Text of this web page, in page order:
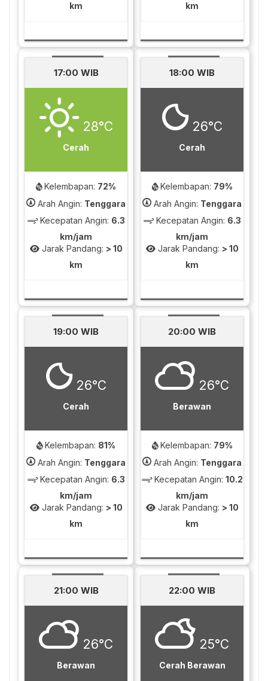
km km
17:00 WIB
28°C
Cerah
Kelembapan: 72%
Arah Angin: Tenggara
Kecepatan Angin: 6.3
km/jam
Jarak Pandang: > 10
km
18:00 WIB
26°C
Cerah
Kelembapan: 79%
Arah Angin: Tenggara
Kecepatan Angin: 6.3
km/jam
Jarak Pandang: > 10
km
19:00 WIB
26°C
Cerah
Kelembapan: 81%
Arah Angin: Tenggara
Kecepatan Angin: 6.3
km/jam
Jarak Pandang: > 10
km
20:00 WIB
26°C
Berawan
Kelembapan: 79%
Arah Angin: Tenggara
Kecepatan Angin: 10.2
km/jam
Jarak Pandang: > 10
km
21:00 WIB
26°C
Berawan
22:00 WIB
25°C
Cerah Berawan